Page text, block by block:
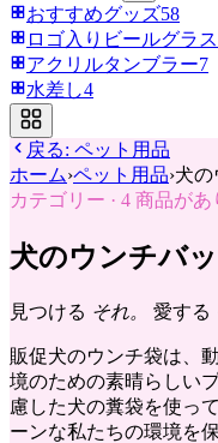
おすすめグッズ58
ロゴ入りビールグラス
アクリルタンブラー7
水差し4
戻る: ペット用品
ホーム›ペット用品›犬の
カテゴリー · 4 商品があ
犬のウンチバ
見つける それ。 愛する
販促犬のウンチ袋は、
境のための素晴らしい
慮した犬の糞袋を使っ
ーンな私たちの環境を